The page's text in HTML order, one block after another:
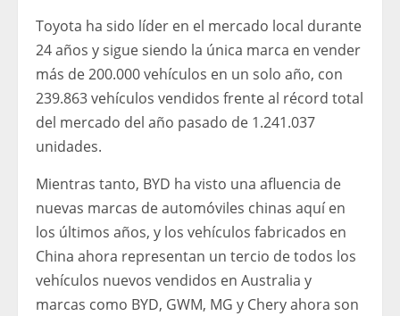
Toyota ha sido líder en el mercado local durante
24 años y sigue siendo la única marca en vender
más de 200.000 vehículos en un solo año, con
239.863 vehículos vendidos frente al récord total
del mercado del año pasado de 1.241.037
unidades.
Mientras tanto, BYD ha visto una afluencia de
nuevas marcas de automóviles chinas aquí en
los últimos años, y los vehículos fabricados en
China ahora representan un tercio de todos los
vehículos nuevos vendidos en Australia y
marcas como BYD, GWM, MG y Chery ahora son